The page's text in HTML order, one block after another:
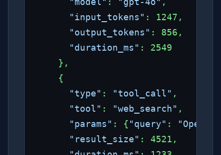
"input_tokens" : 1247,
"output_tokens" : 856,
"duration_ms" : 2549
    },
    {
"type" : "tool_call" ,
"tool" : "web_search" ,
"params" : { "query" :
"result_size" : 4521,